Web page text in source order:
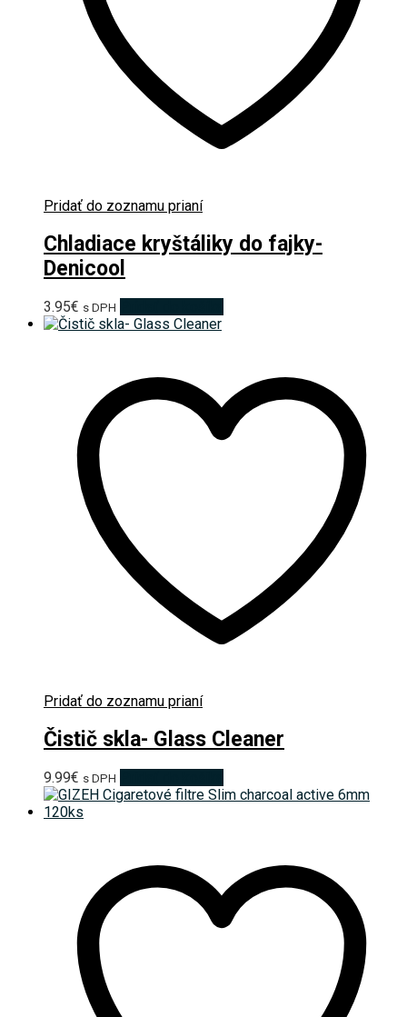
Pridať do zoznamu prianí
Chladiace kryštáliky do fajky-
Denicool
3.95€ s DPH
Pridať do zoznamu prianí
Čistič skla- Glass Cleaner
9.99€ s DPH